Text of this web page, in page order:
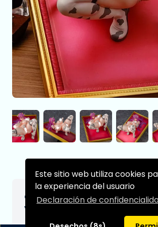
Este sitio web utiliza cookies
la experiencia del usuario
Declaración de
Original Character Estatua 1/6
Ver. 23 cm